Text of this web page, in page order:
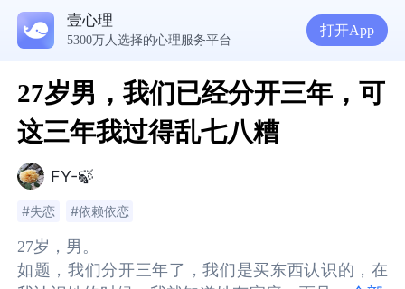
壹心理
5300万人选择的心理服务平台
打开App
27岁男，我们已经分开三年，可
这三年我过得乱七八糟
FY-🍃
#失恋 #依赖依恋
27岁，男。
如题，我们分开三年了，我们是买东西认识的，在
27岁，男。
如题，我们分开三年了，我们是买东西认识的，在